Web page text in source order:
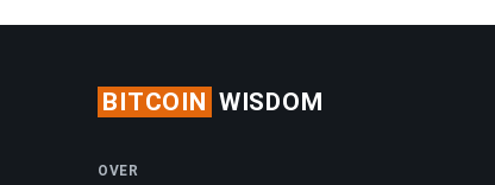
BITCOIN WISDOM
OVER